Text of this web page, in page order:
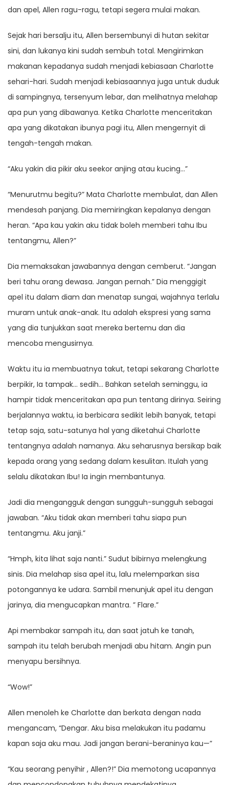
dan apel, Allen ragu-ragu, tetapi segera mulai makan.
Sejak hari bersalju itu, Allen bersembunyi di hutan sekitar
sini, dan lukanya kini sudah sembuh total. Mengirimkan
makanan kepadanya sudah menjadi kebiasaan Charlotte
sehari-hari. Sudah menjadi kebiasaannya juga untuk duduk
di sampingnya, tersenyum lebar, dan melihatnya melahap
apa pun yang dibawanya. Ketika Charlotte menceritakan
apa yang dikatakan ibunya pagi itu, Allen mengernyit di
tengah-tengah makan.
“Aku yakin dia pikir aku seekor anjing atau kucing…”
“Menurutmu begitu?” Mata Charlotte membulat, dan Allen
mendesah panjang. Dia memiringkan kepalanya dengan
heran. “Apa kau yakin aku tidak boleh memberi tahu Ibu
tentangmu, Allen?”
Dia memaksakan jawabannya dengan cemberut. “Jangan
beri tahu orang dewasa. Jangan pernah.” Dia menggigit
apel itu dalam diam dan menatap sungai, wajahnya terlalu
muram untuk anak-anak. Itu adalah ekspresi yang sama
yang dia tunjukkan saat mereka bertemu dan dia
mencoba mengusirnya.
Waktu itu ia membuatnya takut, tetapi sekarang Charlotte
berpikir, Ia tampak… sedih… Bahkan setelah seminggu, ia
hampir tidak menceritakan apa pun tentang dirinya. Seiring
berjalannya waktu, ia berbicara sedikit lebih banyak, tetapi
tetap saja, satu-satunya hal yang diketahui Charlotte
tentangnya adalah namanya. Aku seharusnya bersikap baik
kepada orang yang sedang dalam kesulitan. Itulah yang
selalu dikatakan Ibu! Ia ingin membantunya.
Jadi dia mengangguk dengan sungguh-sungguh sebagai
jawaban. “Aku tidak akan memberi tahu siapa pun
tentangmu. Aku janji.”
“Hmph, kita lihat saja nanti.” Sudut bibirnya melengkung
sinis. Dia melahap sisa apel itu, lalu melemparkan sisa
potongannya ke udara. Sambil menunjuk apel itu dengan
jarinya, dia mengucapkan mantra. ” Flare.”
Api membakar sampah itu, dan saat jatuh ke tanah,
sampah itu telah berubah menjadi abu hitam. Angin pun
menyapu bersihnya.
“Wow!”
Allen menoleh ke Charlotte dan berkata dengan nada
mengancam, “Dengar. Aku bisa melakukan itu padamu
kapan saja aku mau. Jadi jangan berani-beraninya kau—”
“Kau seorang penyihir , Allen?!” Dia memotong ucapannya